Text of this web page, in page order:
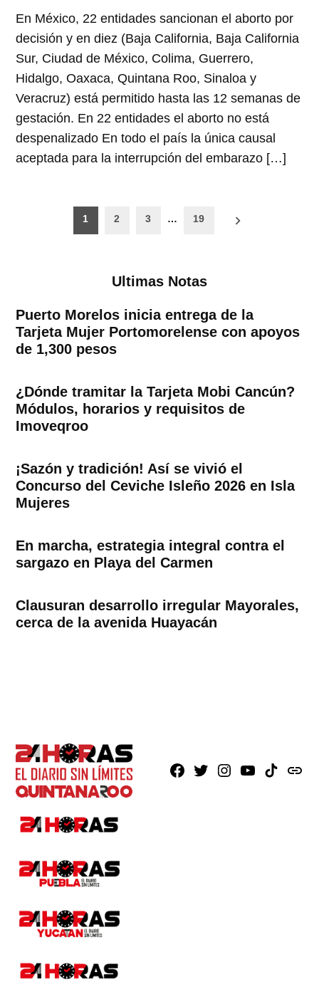
En México, 22 entidades sancionan el aborto por
decisión y en diez (Baja California, Baja California
Sur, Ciudad de México, Colima, Guerrero,
Hidalgo, Oaxaca, Quintana Roo, Sinaloa y
Veracruz) está permitido hasta las 12 semanas de
gestación. En 22 entidades el aborto no está
despenalizado En todo el país la única causal
aceptada para la interrupción del embarazo […]
Paginación
1 2 3 … 19
Ultimas Notas
Puerto Morelos inicia entrega de la
Tarjeta Mujer Portomorelense con apoyos
de 1,300 pesos
¿Dónde tramitar la Tarjeta Mobi Cancún?
Módulos, horarios y requisitos de
Imoveqroo
¡Sazón y tradición! Así se vivió el
Concurso del Ceviche Isleño 2026 en Isla
Mujeres
En marcha, estrategia integral contra el
sargazo en Playa del Carmen
Clausuran desarrollo irregular Mayorales,
cerca de la avenida Huayacán
Facebook
X Instagram
YoutubeTikTokissuu